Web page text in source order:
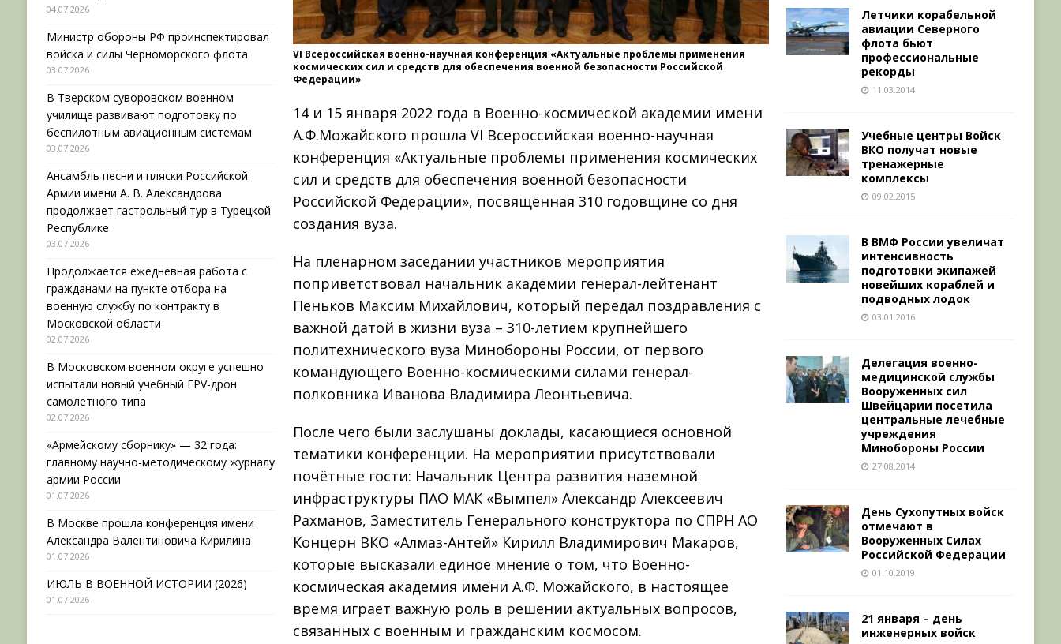
VI Всероссийская военно-научная конференция «Актуальные проблемы применения
космических сил и средств для обеспечения военной безопасности Российской
Федерации»
14 и 15 января 2022 года в Военно-космической академии имени
А.Ф.Можайского прошла VI Всероссийская военно-научная
конференция «Актуальные проблемы применения космических
сил и средств для обеспечения военной безопасности
Российской Федерации», посвящённая 310 годовщине со дня
создания вуза.
На пленарном заседании участников мероприятия
поприветствовал начальник академии генерал-лейтенант
Пеньков Максим Михайлович, который передал поздравления с
важной датой в жизни вуза – 310-летием крупнейшего
политехнического вуза Минобороны России, от первого
командующего Военно-космическими силами генерал-
полковника Иванова Владимира Леонтьевича.
После чего были заслушаны доклады, касающиеся основной
тематики конференции. На мероприятии присутствовали
почётные гости: Начальник Центра развития наземной
инфраструктуры ПАО МАК «Вымпел» Александр Алексеевич
Рахманов, Заместитель Генерального конструктора по СПРН АО
Концерн ВКО «Алмаз-Антей» Кирилл Владимирович Макаров,
которые высказали единое мнение о том, что Военно-
космическая академия имени А.Ф. Можайского, в настоящее
время играет важную роль в решении актуальных вопросов,
связанных с военным и гражданским космосом.
04.07.2026
Министр обороны РФ проинспектировал
войска и силы Черноморского флота
03.07.2026
В Тверском суворовском военном
училище развивают подготовку по
беспилотным авиационным системам
03.07.2026
Ансамбль песни и пляски Российской
Армии имени А. В. Александрова
продолжает гастрольный тур в Турецкой
Республике
03.07.2026
Продолжается ежедневная работа с
гражданами на пункте отбора на
военную службу по контракту в
Московской области
02.07.2026
В Московском военном округе успешно
испытали новый учебный FPV-дрон
самолетного типа
02.07.2026
«Армейскому сборнику» — 32 года:
главному научно-методическому журналу
армии России
01.07.2026
В Москве прошла конференция имени
Александра Валентиновича Кирилина
01.07.2026
ИЮЛЬ В ВОЕННОЙ ИСТОРИИ (2026)
01.07.2026
Летчики корабельной
авиации Северного
флота бьют
профессиональные
рекорды
11.03.2014
Учебные центры Войск
ВКО получат новые
тренажерные
комплексы
09.02.2015
В ВМФ России увеличат
интенсивность
подготовки экипажей
новейших кораблей и
подводных лодок
03.01.2016
Делегация военно-
медицинской службы
Вооруженных сил
Швейцарии посетила
центральные лечебные
учреждения
Минобороны России
27.08.2014
День Сухопутных войск
отмечают в
Вооруженных Силах
Российской Федерации
01.10.2019
21 января – день
инженерных войск